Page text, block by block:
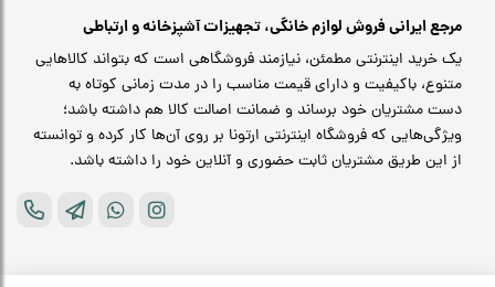
مرجع ایرانی فروش لوازم خانگی، تجهیزات آشپزخانه و ارتباطی
یک خرید اینترنتی مطمئن، نیازمند فروشگاهی است که بتواند کالاهایی
متنوع، باکیفیت و دارای قیمت مناسب را در مدت زمانی کوتاه به
دست مشتریان خود برساند و ضمانت اصالت کالا هم داشته باشد؛
ویژگی‌هایی که فروشگاه اینترنتی ارتونا بر روی آن‌ها کار کرده و توانسته
از این طریق مشتریان ثابت حضوری و آنلاین خود را داشته باشد.